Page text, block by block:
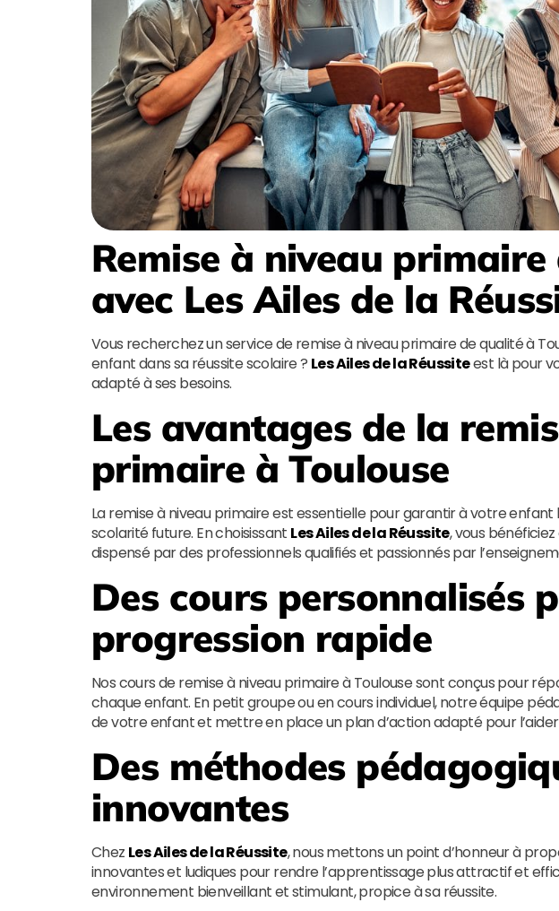
Remise à niveau primaire
avec Les Ailes de la
Vous recherchez un service de remise à niveau primaire de qualité à
enfant dans sa réussite scolaire ? Les Ailes de la Réussiteest là pour
adapté à ses besoins.
Les avantages de la
primaire à Toulouse
La remise à niveau primaire est essentielle pour garantir à votre enfant
scolarité future. En choisissant Les Ailes de la Réussite, vous
dispensé par des professionnels qualifiés et passionnés par
Des cours personnalisés
progression rapide
Nos cours de remise à niveau primaire à Toulouse sont conçus pour
chaque enfant. En petit groupe ou en cours individuel, notre équipe
de votre enfant et mettre en place un plan d’action adapté pour
Des méthodes
innovantes
Chez Les Ailes de la Réussite, nous mettons un point d’honneur à
innovantes et ludiques pour rendre l’apprentissage plus attractif et
environnement bienveillant et stimulant, propice à sa réussite.